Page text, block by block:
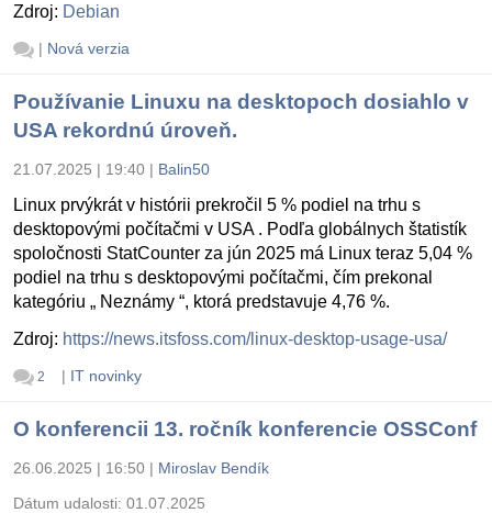
Zdroj: Debian
| Nová verzia
Používanie Linuxu na desktopoch dosiahlo v
USA rekordnú úroveň.
21.07.2025 | 19:40 | Balin50
Linux prvýkrát v histórii prekročil 5 % podiel na trhu s
desktopovými počítačmi v USA . Podľa globálnych štatistík
spoločnosti StatCounter za jún 2025 má Linux teraz 5,04 %
podiel na trhu s desktopovými počítačmi, čím prekonal
kategóriu „ Neznámy “, ktorá predstavuje 4,76 %.
Zdroj: https://news.itsfoss.com/linux-desktop-usage-usa/
2 | IT novinky
O konferencii 13. ročník konferencie OSSConf
26.06.2025 | 16:50 | Miroslav Bendík
Dátum udalosti: 01.07.2025